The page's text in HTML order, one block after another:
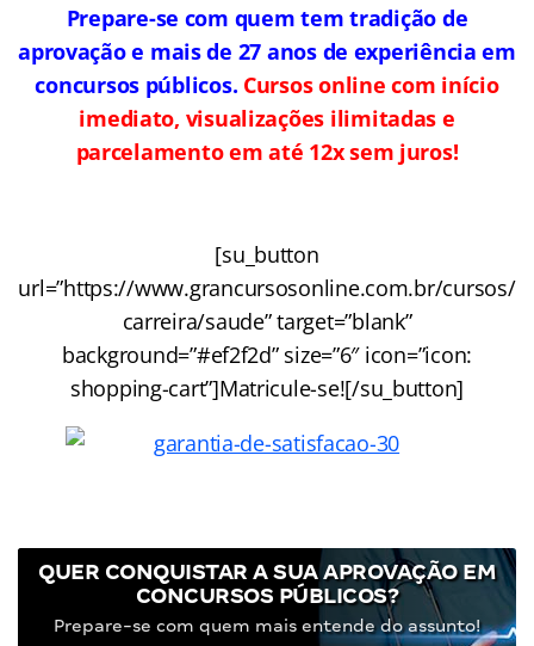
Prepare-se com quem tem tradição de
aprovação e mais de 27 anos de experiência em
concursos públicos. Cursos online com início
imediato, visualizações ilimitadas e
parcelamento em até 12x sem juros!
[su_button
url=”https://www.grancursosonline.com.br/cursos/
carreira/saude” target=”blank”
background=”#ef2f2d” size=”6″ icon=”icon:
shopping-cart”]Matricule-se![/su_button]
QUER CONQUISTAR A SUA APROVAÇÃO EM
CONCURSOS PÚBLICOS?
Prepare-se com quem mais entende do assunto!